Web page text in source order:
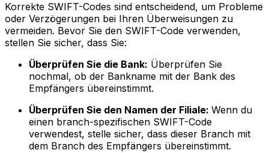
Korrekte SWIFT-Codes sind entscheidend, um Probleme
oder Verzögerungen bei Ihren Überweisungen zu
vermeiden. Bevor Sie den SWIFT-Code verwenden,
stellen Sie sicher, dass Sie:
Überprüfen Sie die Bank: Überprüfen Sie
nochmal, ob der Bankname mit der Bank des
Empfängers übereinstimmt.
Überprüfen Sie den Namen der Filiale: Wenn du
einen branch-spezifischen SWIFT-Code
verwendest, stelle sicher, dass dieser Branch mit
dem Branch des Empfängers übereinstimmt.